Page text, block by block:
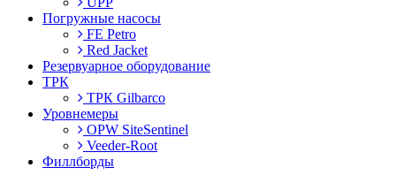
Погружные насосы
FE Petro
Red Jacket
Резервуарное оборудование
ТРК
ТРК Gilbarco
Уровнемеры
OPW SiteSentinel
Veeder-Root
Филлборды